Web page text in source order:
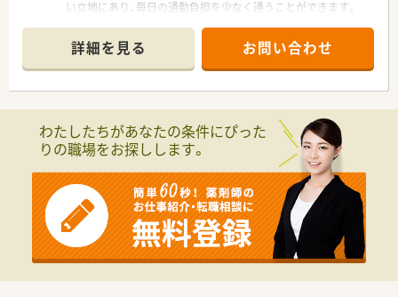
い立地にあり、毎日の通勤負担を少なく通うことができます。
中ですが、様々な処方内容を経験できる可能性が高いです。
■薬剤師3名体制で業務を行っており、スタッフ同士でコミュニ
ケーションを取りながら協力して日々の調剤に取り組んでいま
す。
■年間休日は122日あり、最大7連休が取得できるサマーホリデ
ーの取得率も84パーセントと高く、しっかり休める環境です。
■エリア限定勤務でも条件を満たせば月額20000円の住宅手当
が支給され、全国転勤可能な方には借り上げ社宅が適用されま
す。
■年収500万円から600万円の給与条件となっており、実務経験
がなくても高年収プランが提示された実績が過去に存在しま
す。
【勤務実態について】
詳細を見る お問い合わせ
わたしたちがあなたの条件にぴった
りの職場をお探しします。